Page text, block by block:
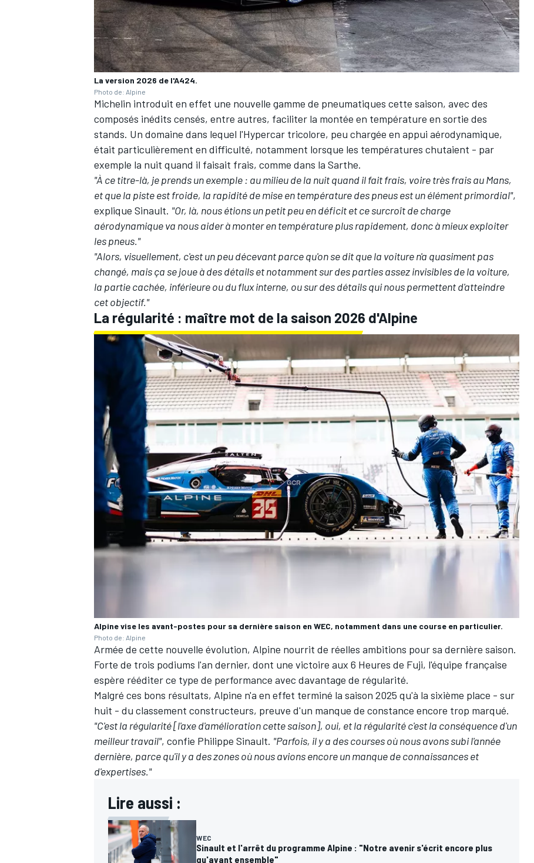
AUTRES CHAMPIONNATS
La version 2026 de l'A424.
Photo de: Alpine
Michelin introduit en effet une nouvelle gamme de pneumatiques cette saison, avec des
composés inédits censés, entre autres, faciliter la montée en température en sortie des
stands. Un domaine dans lequel l'Hypercar tricolore, peu chargée en appui aérodynamique,
était particulièrement en difficulté, notamment lorsque les températures chutaient - par
exemple la nuit quand il faisait frais, comme dans la Sarthe.
"À ce titre-là, je prends un exemple : au milieu de la nuit quand il fait frais, voire très frais au Mans,
et que la piste est froide, la rapidité de mise en température des pneus est un élément primordial",
explique Sinault. "Or, là, nous étions un petit peu en déficit et ce surcroît de charge
aérodynamique va nous aider à monter en température plus rapidement, donc à mieux exploiter
les pneus."
"Alors, visuellement, c'est un peu décevant parce qu'on se dit que la voiture n'a quasiment pas
changé, mais ça se joue à des détails et notamment sur des parties assez invisibles de la voiture,
la partie cachée, inférieure ou du flux interne, ou sur des détails qui nous permettent d'atteindre
cet objectif."
La régularité : maître mot de la saison 2026 d'Alpine
Alpine vise les avant-postes pour sa dernière saison en WEC, notamment dans une course en particulier.
Photo de: Alpine
Armée de cette nouvelle évolution, Alpine nourrit de réelles ambitions pour sa dernière saison.
Forte de trois podiums l'an dernier, dont une victoire aux 6 Heures de Fuji, l'équipe française
espère rééditer ce type de performance avec davantage de régularité.
Malgré ces bons résultats, Alpine n'a en effet terminé la saison 2025 qu'à la sixième place - sur
huit - du classement constructeurs, preuve d'un manque de constance encore trop marqué.
"C'est la régularité [l'axe d'amélioration cette saison], oui, et la régularité c'est la conséquence d'un
meilleur travail", confie Philippe Sinault. "Parfois, il y a des courses où nous avons subi l'année
dernière, parce qu'il y a des zones où nous avions encore un manque de connaissances et
d'expertises."
Lire aussi :
WEC
Sinault et l'arrêt du programme Alpine : "Notre avenir s'écrit encore plus
qu'avant ensemble"